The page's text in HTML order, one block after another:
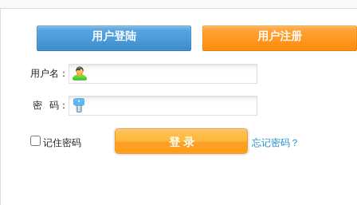
用户登陆 用户注册
用户名：
密 码：
记住密码 登 录 忘记密码？